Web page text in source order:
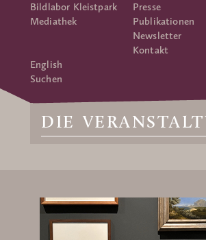
Bildlabor Kleistpark
Mediathek
Presse
Publikationen
Newsletter
Kontakt
English
Suchen
DIE